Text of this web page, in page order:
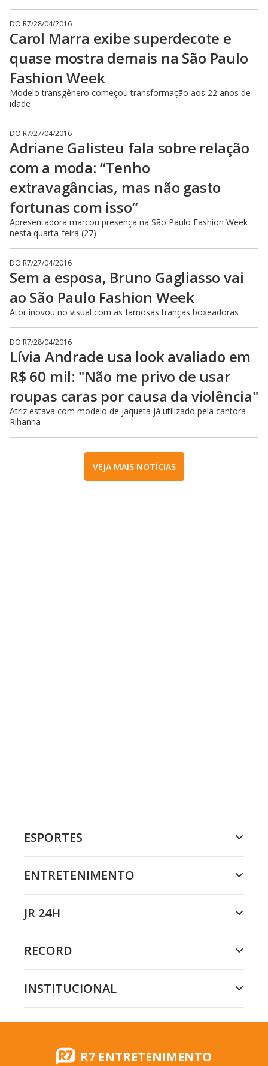
DO R7/28/04/2016
Carol Marra exibe superdecote e
quase mostra demais na São Paulo
Fashion Week
Modelo transgênero começou transformação aos 22 anos de
idade
DO R7/27/04/2016
Adriane Galisteu fala sobre relação
com a moda: “Tenho
extravagâncias, mas não gasto
fortunas com isso”
Apresentadora marcou presença na São Paulo Fashion Week
nesta quarta-feira (27)
DO R7/27/04/2016
Sem a esposa, Bruno Gagliasso vai
ao São Paulo Fashion Week
Ator inovou no visual com as famosas tranças boxeadoras
DO R7/28/04/2016
Lívia Andrade usa look avaliado em
R$ 60 mil: "Não me privo de usar
roupas caras por causa da violência"
Atriz estava com modelo de jaqueta já utilizado pela cantora
Rihanna
VEJA MAIS NOTÍCIAS
ESPORTES
ENTRETENIMENTO
JR 24H
RECORD
INSTITUCIONAL
R7 ENTRETENIMENTO